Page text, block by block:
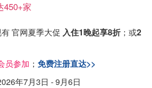
450+家
官网夏季大促 入住1晚起享8折 ；或2
员参加 ； 免费注册直达>>
年7月3日 - 9月6日